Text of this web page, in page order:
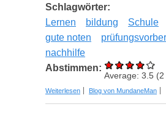
Schlagwörter:
Lernen
bildung Schule
gute noten
nachhilfe
Abstimmen:
Average: 3.5 (2
Weiterlesen über Geheimtipps: Das kann
Blog von MundaneMan